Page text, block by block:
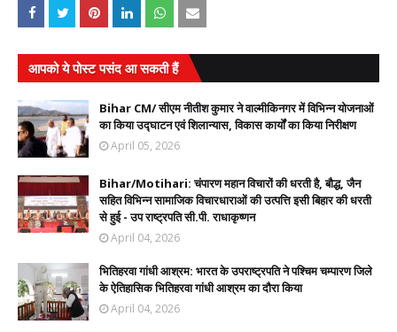
आपको ये पोस्ट पसंद आ सकती हैं
Bihar CM/ सीएम नीतीश कुमार ने वाल्मीकिनगर में विभिन्न योजनाओं
का किया उद्घाटन एवं शिलान्यास, विकास कार्यों का किया निरीक्षण
April 05, 2026
Bihar/Motihari: चंपारण महान विचारों की धरती है, बौद्ध, जैन
सहित विभिन्न सामाजिक विचारधाराओं की उत्पत्ति इसी बिहार की धरती
से हुई - उप राष्ट्रपति सी.पी. राधाकृष्णन
April 04, 2026
भितिहरवा गांधी आश्रम: भारत के उपराष्ट्रपति ने पश्चिम चम्पारण जिले
के ऐतिहासिक भितिहरवा गांधी आश्रम का दौरा किया
April 04, 2026